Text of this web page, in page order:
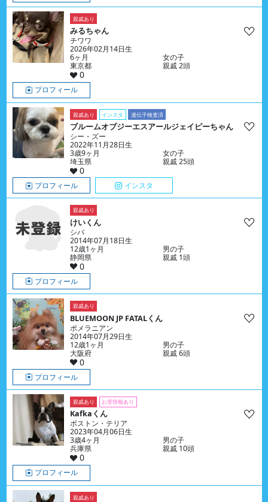
親戚あり
みるちゃん
チワワ
2026年02月14日生
6ヶ月
女の子
東京都
親戚 2頭
0
プロフィール
親戚あり インスタ 遺伝子検査済
ブルームオブジーエスアールジェイピーちゃん
シー・ズー
2022年11月28日生
3歳9ヶ月
女の子
埼玉県
親戚 25頭
0
プロフィール インスタ
親戚あり
けいくん
シバ
2014年07月18日生
12歳1ヶ月
男の子
静岡県
親戚 1頭
0
プロフィール
親戚あり
BLUEMOON JP FATALくん
ポメラニアン
2014年07月29日生
12歳1ヶ月
男の子
大阪府
親戚 6頭
0
プロフィール
親戚あり お里情報あり
Kafkaくん
ボストン・テリア
2023年04月06日生
3歳4ヶ月
男の子
兵庫県
親戚 10頭
0
プロフィール
親戚あり